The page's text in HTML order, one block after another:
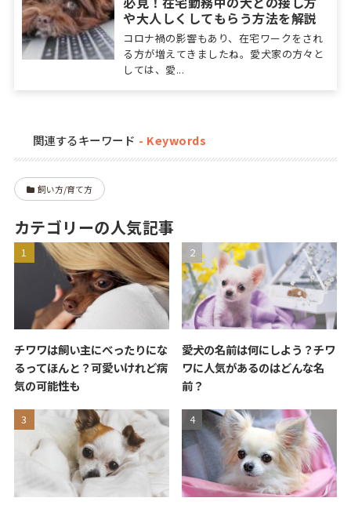
や大人しくしてもらう方法を解説
コロナ禍の影響もあり、在宅ワークをされ
る方が増えてきましたね。愛犬家の方々と
しては、愛...
関連するキーワード
飼い方/育て方
カテゴリーの人気記事
チワワは飼い主にべったりにな
るってほんと？可愛いけれど病
気の可能性も
愛犬の名前は何にしよう？チワ
ワに人気があるのはどんな名
前？